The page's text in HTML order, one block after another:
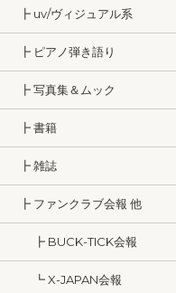
┣ uv/ヴィジュアル系
┣ ピアノ弾き語り
┣ 写真集＆ムック
┣ 書籍
┣ 雑誌
┣ ファンクラブ会報 他
┣ BUCK-TICK会報
┗ X-JAPAN会報